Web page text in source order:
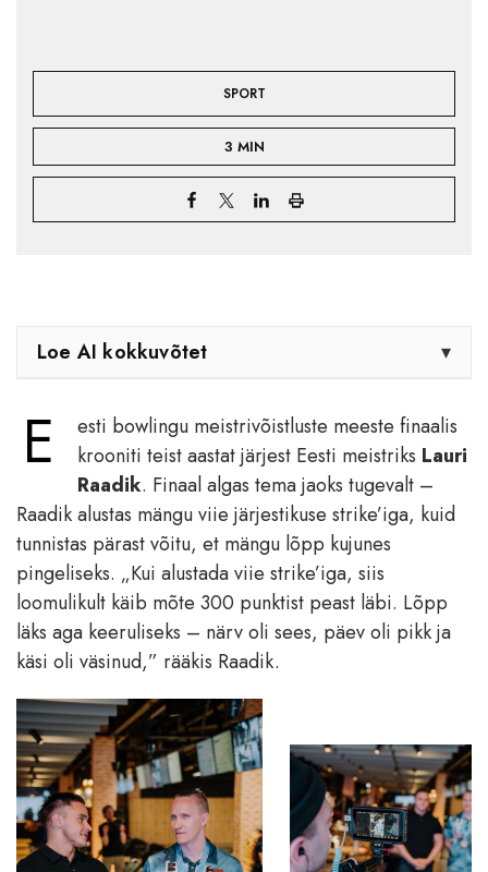
SPORT
3 MIN
Loe AI kokkuvõtet ▾
E
esti bowlingu meistrivõistluste meeste finaalis
krooniti teist aastat järjest Eesti meistriks Lauri
Raadik. Finaal algas tema jaoks tugevalt –
Raadik alustas mängu viie järjestikuse strike’iga, kuid
tunnistas pärast võitu, et mängu lõpp kujunes
pingeliseks. „Kui alustada viie strike’iga, siis
loomulikult käib mõte 300 punktist peast läbi. Lõpp
läks aga keeruliseks – närv oli sees, päev oli pikk ja
käsi oli väsinud,” rääkis Raadik.